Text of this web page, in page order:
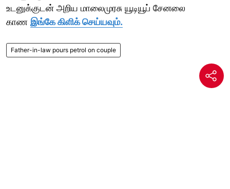
உடனுக்குடன் அறிய மாலைமுரசு யூடியூப் சேனலை
காண இங்கே கிளிக் செய்யவும்.
Father-in-law pours petrol on couple